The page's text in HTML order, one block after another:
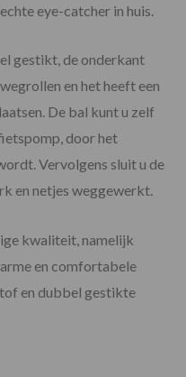
eye-catcher in huis.
gestikt, de onderkant
en het heeft een
De bal kunt u zelf
door het
Vervolgens sluit u de
en netjes weggewerkt.
kwaliteit, namelijk
en comfortabele
en dubbel gestikte